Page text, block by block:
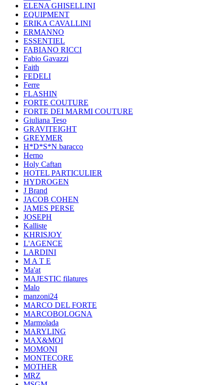
ELENA GHISELLINI
EQUIPMENT
ERIKA CAVALLINI
ERMANNO
ESSENTIEL
FABIANO RICCI
Fabio Gavazzi
Faith
FEDELI
Ferre
FLASHIN
FORTE COUTURE
FORTE DEI MARMI COUTURE
Giuliana Teso
GRAVITEIGHT
GREYMER
H*D*S*N baracco
Herno
Holy Caftan
HOTEL PARTICULIER
HYDROGEN
J Brand
JACOB COHEN
JAMES PERSE
JOSEPH
Kalliste
KHRISJOY
L'AGENCE
LARDINI
M A T E
Ma'at
MAJESTIC filatures
Malo
manzoni24
MARCO DEL FORTE
MARCOBOLOGNA
Marmolada
MARYLING
MAX&MOI
MOMONI
MONTECORE
MOTHER
MRZ